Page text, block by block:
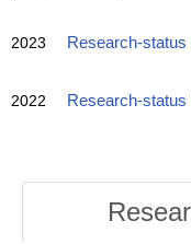
2023 Research-status
2022 Research-status